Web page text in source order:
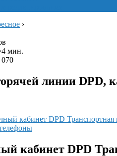
›
мин.
линии DPD,
кабинет DPD Транспортная
кабинет DPD